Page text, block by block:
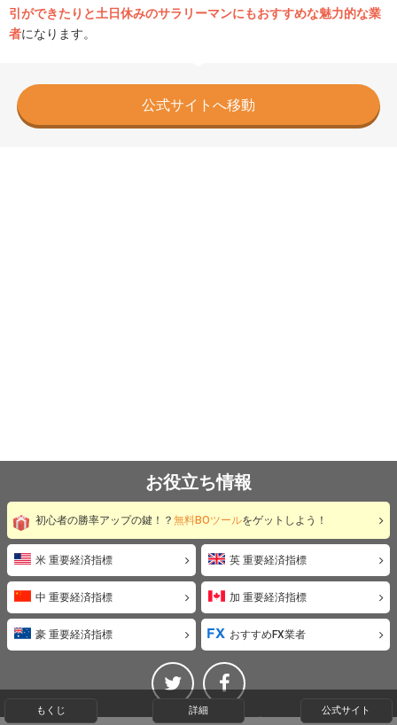
もくじ 詳細 公式サイト
引ができたりと土日休みのサラリーマンにもおすすめな魅力的な業
者になります。
公式サイトへ移動
お役立ち情報
初心者の勝率アップの鍵！？ 無料BOツールをゲットしよう！
米 重要経済指標 英 重要経済指標
中 重要経済指標 加 重要経済指標
豪 重要経済指標 おすすめFX業者